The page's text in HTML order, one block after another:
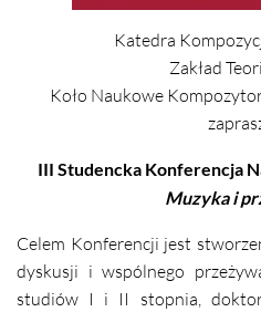
Katedra
Zakład
Koło Naukowe
III Studencka Konferencja
Muzyka i
Celem Konferencji jest
dyskusji i wspólnego
studiów I i II stopnia,